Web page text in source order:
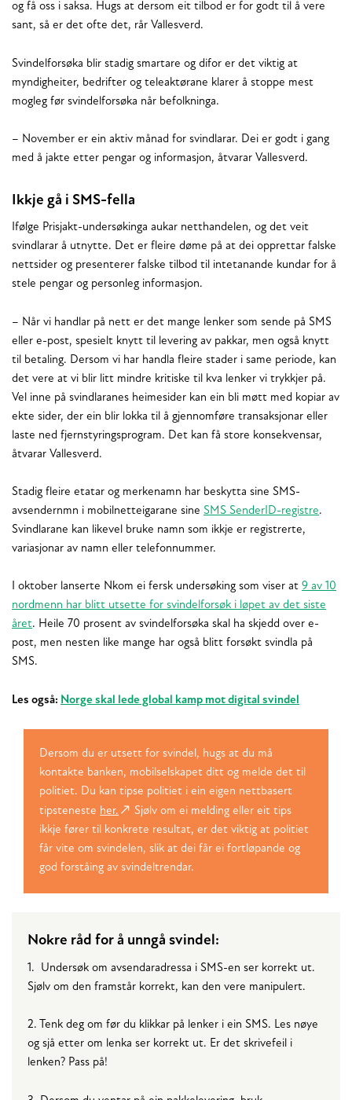
og få oss i saksa. Hugs at dersom eit tilbod er for godt til å vere
sant, så er det ofte det, rår Vallesverd.
Svindelforsøka blir stadig smartare og difor er det viktig at
myndigheiter, bedrifter og teleaktørane klarer å stoppe mest
mogleg før svindelforsøka når befolkninga.
– November er ein aktiv månad for svindlarar. Dei er godt i gang
med å jakte etter pengar og informasjon, åtvarar Vallesverd.
Ikkje gå i SMS-fella
Ifølge Prisjakt-undersøkinga aukar netthandelen, og det veit
svindlarar å utnytte. Det er fleire døme på at dei opprettar falske
nettsider og presenterer falske tilbod til intetanande kundar for å
stele pengar og personleg informasjon.
– Når vi handlar på nett er det mange lenker som sende på SMS
eller e-post, spesielt knytt til levering av pakkar, men også knytt
til betaling. Dersom vi har handla fleire stader i same periode, kan
det vere at vi blir litt mindre kritiske til kva lenker vi trykkjer på.
Vel inne på svindlaranes heimesider kan ein bli møtt med kopiar av
ekte sider, der ein blir lokka til å gjennomføre transaksjonar eller
laste ned fjernstyringsprogram. Det kan få store konsekvensar,
åtvarar Vallesverd.
Stadig fleire etatar og merkenamn har beskytta sine SMS-
avsendernmn i mobilnetteigarane sine SMS SenderID-registre.
Svindlarane kan likevel bruke namn som ikkje er registrerte,
variasjonar av namn eller telefonnummer.
I oktober lanserte Nkom ei fersk undersøking som viser at 9 av 10
nordmenn har blitt utsette for svindelforsøk i løpet av det siste
året. Heile 70 prosent av svindelforsøka skal ha skjedd over e-
post, men nesten like mange har også blitt forsøkt svindla på
SMS.
Les også: Norge skal lede global kamp mot digital svindel
Dersom du er utsett for svindel, hugs at du må
kontakte banken, mobilselskapet ditt og melde det til
politiet. Du kan tipse politiet i ein eigen nettbasert
tipsteneste her.
Sjølv om ei melding eller eit tips
ikkje fører til konkrete resultat, er det viktig at politiet
får vite om svindelen, slik at dei får ei fortløpande og
god forståing av svindeltrendar.
Nokre råd for å unngå svindel:
1. Undersøk om avsendaradressa i SMS-en ser korrekt ut.
Sjølv om den framstår korrekt, kan den vere manipulert.
2. Tenk deg om før du klikkar på lenker i ein SMS. Les nøye
og sjå etter om lenka ser korrekt ut. Er det skrivefeil i
lenken? Pass på!